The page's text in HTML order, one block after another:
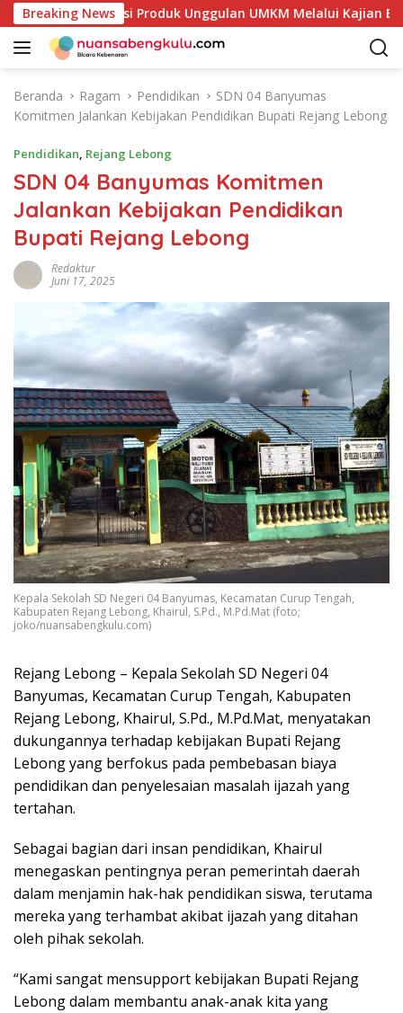
a
Breaking News
Potensi Produk Unggulan UMKM Melalui Kajian Bank
Beranda Ragam Pendidikan
SDN 04 Banyumas
Komitmen Jalankan Kebijakan Pendidikan Bupati Rejang Lebong
Pendidikan, Rejang Lebong
SDN 04 Banyumas Komitmen
Jalankan Kebijakan Pendidikan
Bupati Rejang Lebong
Redaktur
Juni 17, 2025
Kepala Sekolah SD Negeri 04 Banyumas, Kecamatan Curup Tengah,
Kabupaten Rejang Lebong, Khairul, S.Pd., M.Pd.Mat (foto;
joko/nuansabengkulu.com)
Rejang Lebong – Kepala Sekolah SD Negeri 04
Banyumas, Kecamatan Curup Tengah, Kabupaten
Rejang Lebong, Khairul, S.Pd., M.Pd.Mat, menyatakan
dukungannya terhadap kebijakan Bupati Rejang
Lebong yang berfokus pada pembebasan biaya
pendidikan dan penyelesaian masalah ijazah yang
tertahan.
Sebagai bagian dari insan pendidikan, Khairul
menegaskan pentingnya peran pemerintah daerah
dalam menjamin hak-hak pendidikan siswa, terutama
mereka yang terhambat akibat ijazah yang ditahan
oleh pihak sekolah.
“Kami sangat mensupport kebijakan Bupati Rejang
Lebong dalam membantu anak-anak kita yang